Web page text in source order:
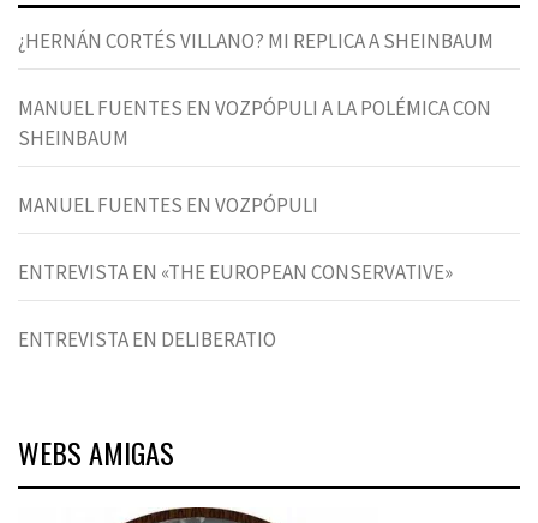
¿HERNÁN CORTÉS VILLANO? MI REPLICA A SHEINBAUM
MANUEL FUENTES EN VOZPÓPULI A LA POLÉMICA CON
SHEINBAUM
MANUEL FUENTES EN VOZPÓPULI
ENTREVISTA EN «THE EUROPEAN CONSERVATIVE»
ENTREVISTA EN DELIBERATIO
WEBS AMIGAS